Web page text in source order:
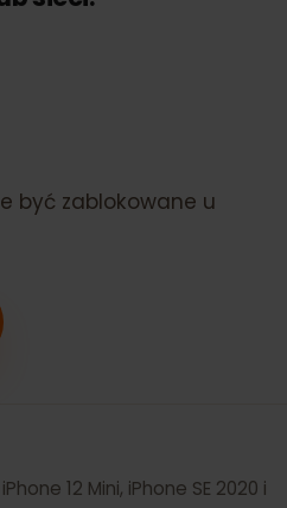
lub sieci:
być zablokowane u